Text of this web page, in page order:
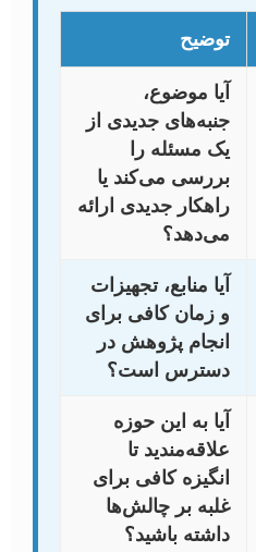
توضیح
آیا موضوع،
جنبه‌های جدیدی از
یک مسئله را
بررسی می‌کند یا
راهکار جدیدی ارائه
می‌دهد؟
آیا منابع، تجهیزات
و زمان کافی برای
انجام پژوهش در
دسترس است؟
آیا به این حوزه
علاقه‌مندید تا
انگیزه کافی برای
غلبه بر چالش‌ها
داشته باشید؟